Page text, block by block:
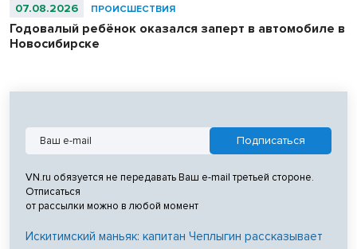
07.08.2026 ПРОИСШЕСТВИЯ
Годовалый ребёнок оказался заперт в автомобиле в
Новосибирске
VN.ru обязуется не передавать Ваш e-mail третьей стороне.
Отписаться
от рассылки можно в любой момент
Искитимский маньяк: капитан Чеплыгин рассказывает